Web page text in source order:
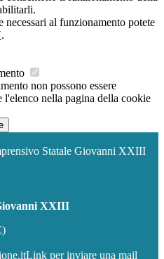
al funzionamento potete
.
non possono essere
nella pagina della cookie
Statale Giovanni XXIII
XXIII
Link per inviare una mail